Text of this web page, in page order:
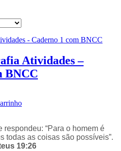
Atividades –
BNCC
“Para o homem é
todas as coisas são possíveis”.
19:26